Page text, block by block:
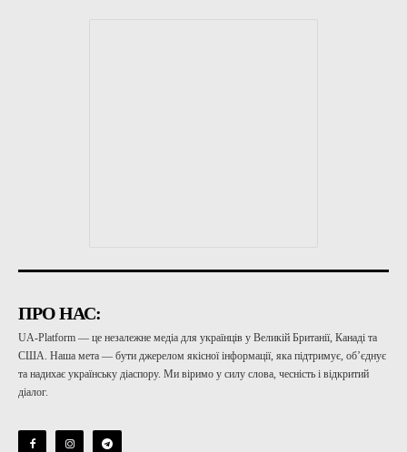
ПРО НАС:
UA-Platform — це незалежне медіа для українців у Великій Британії, Канаді та
США. Наша мета — бути джерелом якісної інформації, яка підтримує, об’єднує
та надихає українську діаспору. Ми віримо у силу слова, чесність і відкритий
діалог.